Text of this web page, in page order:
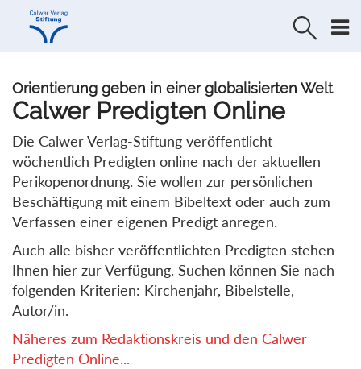
Direkt
Direkt
Orientierung geben in einer globalisierten Welt
Calwer Predigten Online
Die Calwer Verlag-Stiftung veröffentlicht
wöchentlich Predigten online nach der aktuellen
Perikopenordnung. Sie wollen zur persönlichen
Beschäftigung mit einem Bibeltext oder auch zum
Verfassen einer eigenen Predigt anregen.
Auch alle bisher veröffentlichten Predigten stehen
Ihnen hier zur Verfügung. Suchen können Sie nach
folgenden Kriterien: Kirchenjahr, Bibelstelle,
Autor/in.
Näheres zum Redaktionskreis und den Calwer
Predigten Online...